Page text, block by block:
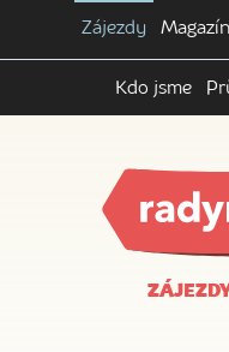
Zájezdy Magazín
Kdo jsme